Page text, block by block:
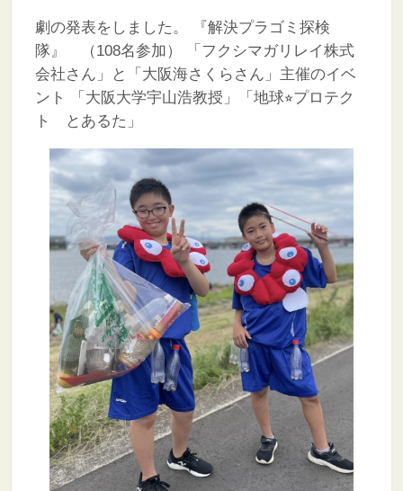
劇の発表をしました。
『解決プラゴミ探検
隊』 （108名参加）
「フクシマガリレイ株式
会社さん」と「大阪海さくらさん」主催のイベ
ント
「大阪大学宇山浩教授」「地球⭐︎プロテク
ト とあるた」